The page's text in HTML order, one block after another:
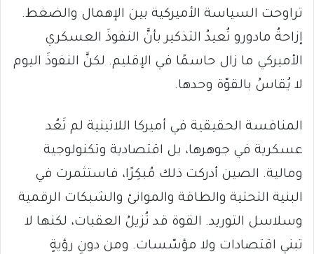
تراوحت السياسة الأميركية بين الإهمال والضغط.
إزاحةُ مادورو تُعيدُ التذكير بأنَّ النفوذَ العسكري
الأميركي ما زال حاسمًا في الإقليم. لكنَّ النفوذَ اليوم
لا يُقاسُ بالقوّة وحدها.
المنافسة الحقيقية في أميركا اللاتينية لم تَعُد
عسكرية في جوهرها، بل اقتصادية وتكنولوجية
ومالية. الصين أدركت ذلك مُبكِرًا، فاستثمرت في
البنية التحتية والطاقة والموانئ والشبكات الرقمية
وسلاسل التوريد. القوة قد تُزيلُ العقبات، لكنها لا
تبني اقتصادات ولا مؤسّسات. ومن دونِ رؤيةٍ